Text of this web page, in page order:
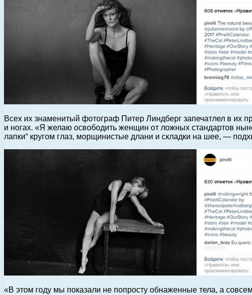
Всех их знаменитый фотограф Питер Линдберг запечатлел в
и ногах. «Я желаю освободить женщин от ложных стандартов
лапки“ кругом глаз, морщинистые длани и складки на шее, —
«В этом году мы показали не попросту обнаженные тела, а